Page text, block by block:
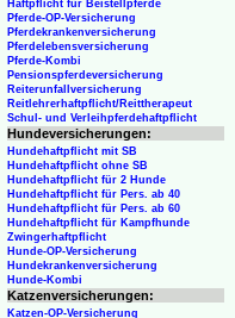
Haftpflicht für Beistellpferde
Pferde-OP-Versicherung
Pferdekrankenversicherung
Pferdelebensversicherung
Pferde-Kombi
Pensionspferdeversicherung
Reiterunfallversicherung
Reitlehrerhaftpflicht/Reittherapeut
Schul- und Verleihpferdehaftpflicht
Hundeversicherungen:
Hundehaftpflicht mit SB
Hundehaftpflicht ohne SB
Hundehaftpflicht für 2 Hunde
Hundehaftpflicht für Pers. ab 40
Hundehaftpflicht für Pers. ab 60
Hundehaftpflicht für Kampfhunde
Zwingerhaftpflicht
Hunde-OP-Versicherung
Hundekrankenversicherung
Hunde-Kombi
Katzenversicherungen:
Katzen-OP-Versicherung